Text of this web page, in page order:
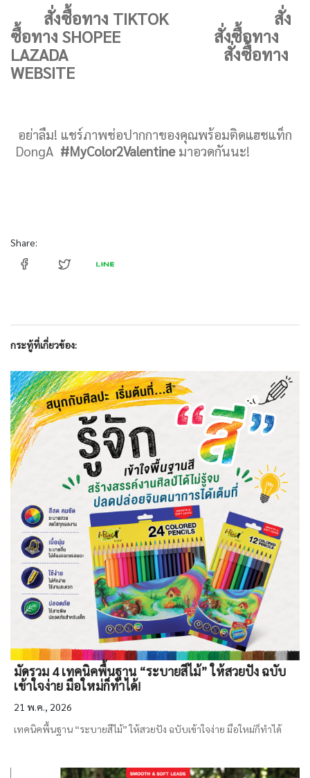
สั่งซื้อทาง TIKTOK
สั่ง
ซื้อทาง SHOPEE
สั่งซื้อทาง
LAZADA
สั่งซื้อทาง
WEBSITE
อย่าลืม! แชร์ภาพช่อปากกาของคุณพร้อมติดแฮชแท็ก
DongA #MyColor2Valentineมาอวดกันนะ!
Share:
กระทู้ที่เกี่ยวข้อง:
มัดรวม 4 เทคนิคพื้นฐาน “ระบายสีไม้” ให้สวยปัง ฉบับ
เข้าใจง่าย มือใหม่ก็ทำได้!
21 พ.ค., 2026
เทคนิคพื้นฐาน “ระบายสีไม้” ให้สวยปัง ฉบับเข้าใจง่าย มือใหม่ก็ทำได้